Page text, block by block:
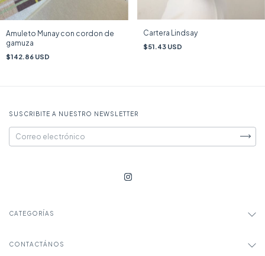
Amuleto Munay con cordon de
gamuza
$142.86 USD
Cartera Lindsay
$51.43 USD
SUSCRIBITE A NUESTRO NEWSLETTER
CATEGORÍAS
CONTACTÁNOS